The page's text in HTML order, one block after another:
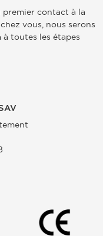
premier contact à la
vous, nous serons
à toutes les étapes